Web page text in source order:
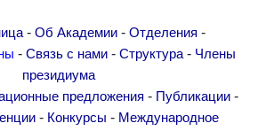
- Об Академии- Отделения -
- Связь с нами- Структура- Члены
президиума
предложения - Публикации-
- Конкурсы - Международное